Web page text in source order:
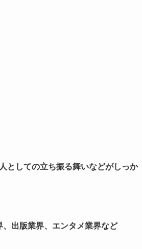
としての立ち振る舞いなどがしっか
出版業界、エンタメ業界など